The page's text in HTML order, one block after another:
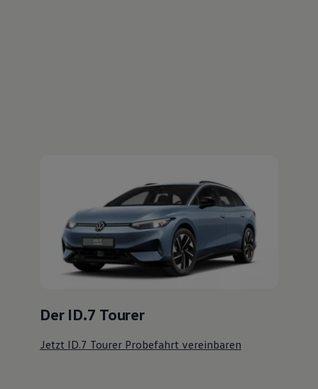
Probefahrt vereinbaren